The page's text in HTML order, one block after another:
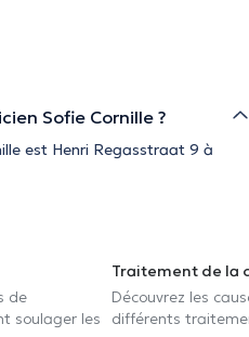
Sofie Cornille ?
est Henri Regasstraat 9 à
de
soulager les
Traitement de la
Découvrez les
différents